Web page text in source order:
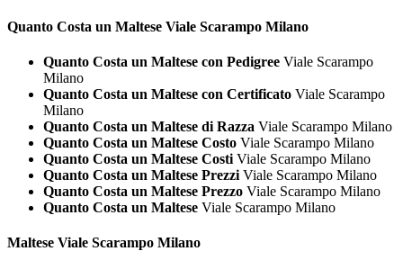
Quanto Costa un Maltese Viale Scarampo Milano
Quanto Costa un Maltese con Pedigree Viale Scarampo
Milano
Quanto Costa un Maltese con Certificato Viale Scarampo
Milano
Quanto Costa un Maltese di Razza Viale Scarampo Milano
Quanto Costa un Maltese Costo Viale Scarampo Milano
Quanto Costa un Maltese Costi Viale Scarampo Milano
Quanto Costa un Maltese Prezzi Viale Scarampo Milano
Quanto Costa un Maltese Prezzo Viale Scarampo Milano
Quanto Costa un Maltese Viale Scarampo Milano
Maltese Viale Scarampo Milano